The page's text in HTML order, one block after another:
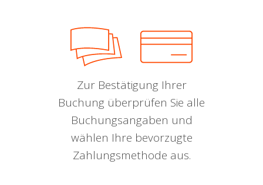
Zur Bestätigung Ihrer
Buchung überprüfen Sie alle
Buchungsangaben und
wählen Ihre bevorzugte
Zahlungsmethode aus.